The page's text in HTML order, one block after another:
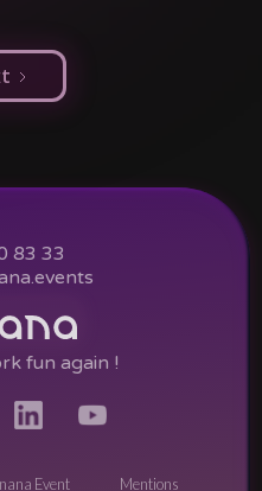
83 33
fun again !
Event Mentions